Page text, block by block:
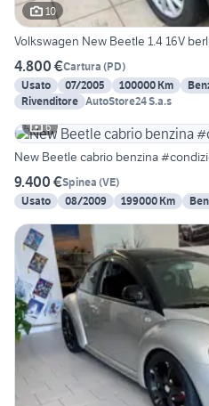
10
Volkswagen New Beetle 1.4 16V
4.800 €Cartura (PD)
Usato
07/2005 100000 Km
Rivenditore AutoStore24 S.a.s
6
New Beetle cabrio
9.400 €Spinea (VE)
Usato
08/2009 199000 Km